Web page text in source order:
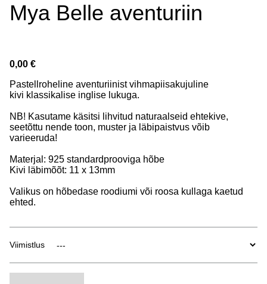
Mya Belle aventuriin
0,00 €
Pastellroheline aventuriinist vihmapiisakujuline
kivi klassikalise inglise lukuga.
NB! Kasutame käsitsi lihvitud naturaalseid ehtekive,
seetõttu nende toon, muster ja läbipaistvus võib
varieeruda!
Materjal: 925 standardprooviga hõbe
Kivi läbimõõt: 11 x 13mm
Valikus on hõbedase roodiumi või roosa kullaga kaetud
ehted.
Viimistlus